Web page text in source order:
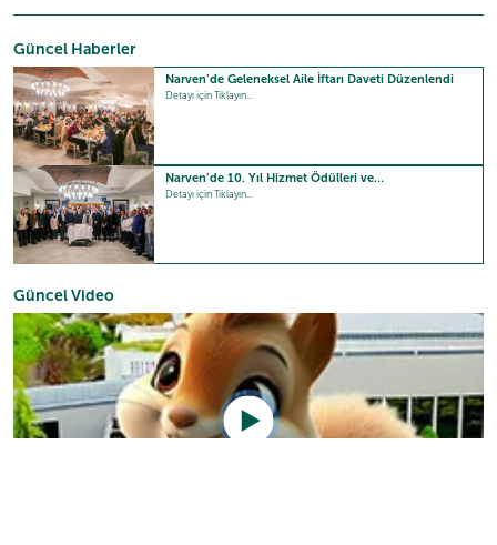
Güncel Haberler
Narven’de Geleneksel Aile İftarı Daveti Düzenlendi
Detayı için Tıklayın...
Narven’de 10. Yıl Hizmet Ödülleri ve…
Detayı için Tıklayın...
Güncel Video